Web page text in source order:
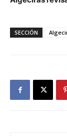
SECCIÓN